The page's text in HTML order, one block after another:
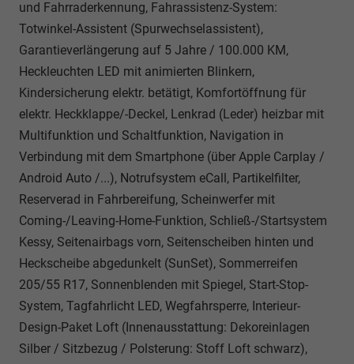
und Fahrraderkennung, Fahrassistenz-System:
Totwinkel-Assistent (Spurwechselassistent),
Garantieverlängerung auf 5 Jahre / 100.000 KM,
Heckleuchten LED mit animierten Blinkern,
Kindersicherung elektr. betätigt, Komfortöffnung für
elektr. Heckklappe/-Deckel, Lenkrad (Leder) heizbar mit
Multifunktion und Schaltfunktion, Navigation in
Verbindung mit dem Smartphone (über Apple Carplay /
Android Auto /...), Notrufsystem eCall, Partikelfilter,
Reserverad in Fahrbereifung, Scheinwerfer mit
Coming-/Leaving-Home-Funktion, Schließ-/Startsystem
Kessy, Seitenairbags vorn, Seitenscheiben hinten und
Heckscheibe abgedunkelt (SunSet), Sommerreifen
205/55 R17, Sonnenblenden mit Spiegel, Start-Stop-
System, Tagfahrlicht LED, Wegfahrsperre, Interieur-
Design-Paket Loft (Innenausstattung: Dekoreinlagen
Silber / Sitzbezug / Polsterung: Stoff Loft schwarz),